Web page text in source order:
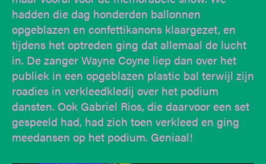
hadden die dag honderden ballonnen
opgeblazen en confettikanons klaargezet, en
tijdens het optreden ging dat allemaal de lucht
in. De zanger Wayne Coyne liep dan over het
publiek in een opgeblazen plastic bal terwijl zijn
roadies in verkleedkledij over het podium
dansten. Ook Gabriel Rios, die daarvoor een set
gespeeld had, had zich toen verkleed en ging
meedansen op het podium. Geniaal!